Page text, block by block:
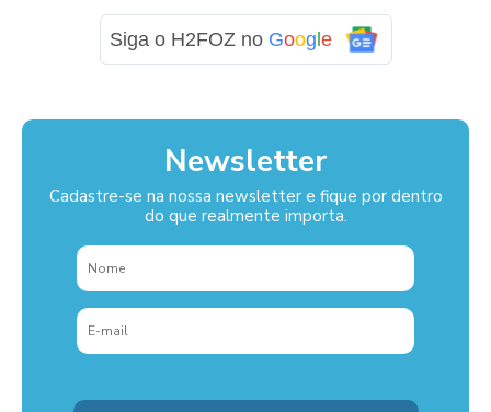
Siga o H2FOZ no Google
Newsletter
Cadastre-se na nossa newsletter e fique por dentro
do que realmente importa.